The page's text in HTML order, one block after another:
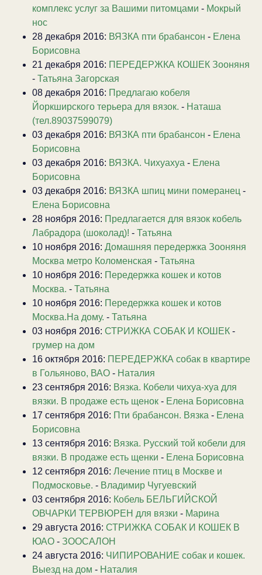
комплекс услуг за Вашими питомцами - Мокрый
нос
28 декабря 2016: ВЯЗКА пти брабансон - Елена
Борисовна
21 декабря 2016: ПЕРЕДЕРЖКА КОШЕК Зооняня
- Татьяна Загорская
08 декабря 2016: Предлагаю кобеля
Йоркширского терьера для вязок. - Наташа
(тел.89037599079)
03 декабря 2016: ВЯЗКА пти брабансон - Елена
Борисовна
03 декабря 2016: ВЯЗКА. Чихуахуа - Елена
Борисовна
03 декабря 2016: ВЯЗКА шпиц мини померанец -
Елена Борисовна
28 ноября 2016: Предлагается для вязок кобель
Лабрадора (шоколад)! - Татьяна
10 ноября 2016: Домашняя передержка Зооняня
Москва метро Коломенская - Татьяна
10 ноября 2016: Передержка кошек и котов
Москва. - Татьяна
10 ноября 2016: Передержка кошек и котов
Москва.На дому. - Татьяна
03 ноября 2016: СТРИЖКА СОБАК И КОШЕК -
грумер на дом
16 октября 2016: ПЕРЕДЕРЖКА собак в квартире
в Гольяново, ВАО - Наталия
23 сентября 2016: Вязка. Кобели чихуа-хуа для
вязки. В продаже есть щенок - Елена Борисовна
17 сентября 2016: Пти брабансон. Вязка - Елена
Борисовна
13 сентября 2016: Вязка. Русский той кобели для
вязки. В продаже есть щенки - Елена Борисовна
12 сентября 2016: Лечение птиц в Москве и
Подмосковье. - Владимир Чугуевский
03 сентября 2016: Кобель БЕЛЬГИЙСКОЙ
ОВЧАРКИ ТЕРВЮРЕН для вязки - Марина
29 августа 2016: СТРИЖКА СОБАК И КОШЕК В
ЮАО - ЗООСАЛОН
24 августа 2016: ЧИПИРОВАНИЕ собак и кошек.
Выезд на дом - Наталия